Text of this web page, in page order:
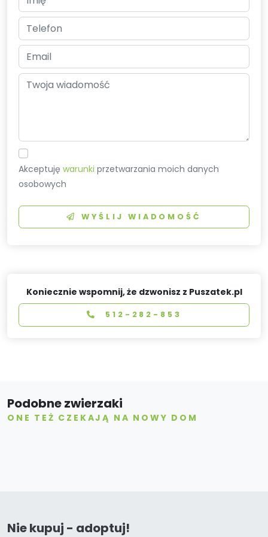
Akceptujęwarunki przetwarzania moich danych
osobowych
WYŚLIJ WIADOMOŚĆ
Koniecznie wspomnij, że dzwonisz z Puszatek.pl
512-282-853
Podobne zwierzaki
ONE TEŻ CZEKAJĄ NA NOWY DOM
Nie kupuj - adoptuj!